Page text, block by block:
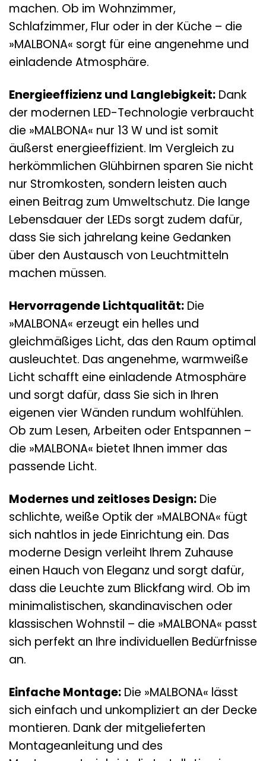
machen. Ob im Wohnzimmer,
Schlafzimmer, Flur oder in der Küche – die
»MALBONA« sorgt für eine angenehme und
einladende Atmosphäre.
Energieeffizienz und Langlebigkeit: Dank
der modernen LED-Technologie verbraucht
die »MALBONA« nur 13 W und ist somit
äußerst energieeffizient. Im Vergleich zu
herkömmlichen Glühbirnen sparen Sie nicht
nur Stromkosten, sondern leisten auch
einen Beitrag zum Umweltschutz. Die lange
Lebensdauer der LEDs sorgt zudem dafür,
dass Sie sich jahrelang keine Gedanken
über den Austausch von Leuchtmitteln
machen müssen.
Hervorragende Lichtqualität: Die
»MALBONA« erzeugt ein helles und
gleichmäßiges Licht, das den Raum optimal
ausleuchtet. Das angenehme, warmweiße
Licht schafft eine einladende Atmosphäre
und sorgt dafür, dass Sie sich in Ihren
eigenen vier Wänden rundum wohlfühlen.
Ob zum Lesen, Arbeiten oder Entspannen –
die »MALBONA« bietet Ihnen immer das
passende Licht.
Modernes und zeitloses Design: Die
schlichte, weiße Optik der »MALBONA« fügt
sich nahtlos in jede Einrichtung ein. Das
moderne Design verleiht Ihrem Zuhause
einen Hauch von Eleganz und sorgt dafür,
dass die Leuchte zum Blickfang wird. Ob im
minimalistischen, skandinavischen oder
klassischen Wohnstil – die »MALBONA« passt
sich perfekt an Ihre individuellen Bedürfnisse
an.
Einfache Montage: Die »MALBONA« lässt
sich einfach und unkompliziert an der Decke
montieren. Dank der mitgelieferten
Montageanleitung und des